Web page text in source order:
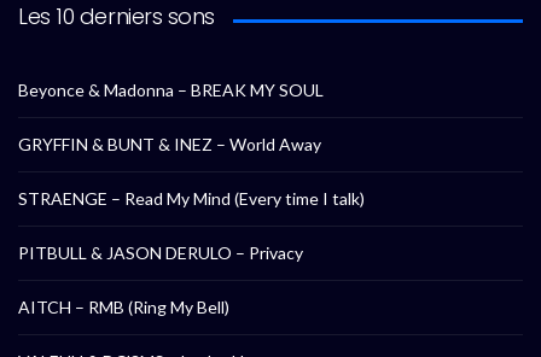
Les 10 derniers sons
Beyonce & Madonna – BREAK MY SOUL
GRYFFIN & BUNT & INEZ – World Away
STRAENGE – Read My Mind (Every time I talk)
PITBULL & JASON DERULO – Privacy
AITCH – RMB (Ring My Bell)